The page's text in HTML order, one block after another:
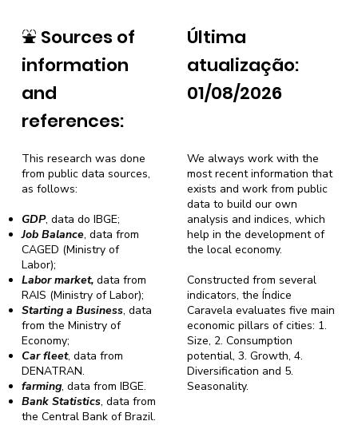
⛲ Sources of
information
and
references:
Última
atualização:
01/08/2026
We always work with the
most recent information that
exists and work from public
data to build our own
analysis and indices, which
help in the development of
the local economy.
Constructed from several
indicators, the Índice
Caravela evaluates five main
economic pillars of cities: 1.
Size, 2. Consumption
potential, 3. Growth, 4.
Diversification and 5.
Seasonality.
This research was done
from public data sources,
as follows:
GDP, data do IBGE;
Job Balance, data from
CAGED (Ministry of
Labor);
Labor market,data from
RAIS (Ministry of Labor);
Starting a Business, data
from the Ministry of
Economy;
Car fleet, data from
DENATRAN.
farming, data from IBGE.
Bank Statistics, data from
the Central Bank of Brazil.